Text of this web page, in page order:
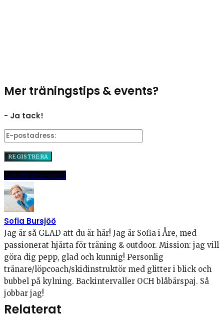
Mer träningstips & events?
- Ja tack!
DelaPinnaE-post
Sofia Bursjöö
Jag är så GLAD att du är här! Jag är Sofia i Åre, med
passionerat hjärta för träning & outdoor. Mission: jag vill
göra dig pepp, glad och kunnig! Personlig
tränare/löpcoach/skidinstruktör med glitter i blick och
bubbel på kylning. Backintervaller OCH blåbärspaj. Så
jobbar jag!
Relaterat